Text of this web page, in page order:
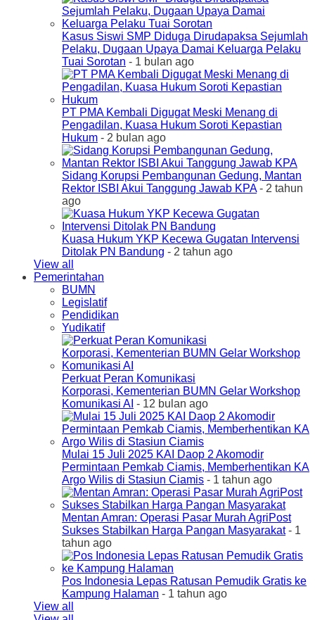
Kasus Siswi SMP Diduga Dirudapaksa Sejumlah
Pelaku, Dugaan Upaya Damai Keluarga Pelaku
Tuai Sorotan - 1 bulan ago
PT PMA Kembali Digugat Meski Menang di
Pengadilan, Kuasa Hukum Soroti Kepastian
Hukum - 2 bulan ago
Sidang Korupsi Pembangunan Gedung, Mantan
Rektor ISBI Akui Tanggung Jawab KPA- 2 tahun
ago
Kuasa Hukum YKP Kecewa Gugatan Intervensi
Ditolak PN Bandung - 2 tahun ago
View all
Pemerintahan
BUMN
Legislatif
Pendidikan
Yudikatif
Perkuat Peran Komunikasi
Korporasi, Kementerian BUMN Gelar Workshop
Komunikasi AI - 12 bulan ago
Mulai 15 Juli 2025 KAI Daop 2 Akomodir
Permintaan Pemkab Ciamis, Memberhentikan KA
Argo Wilis di Stasiun Ciamis - 1 tahun ago
Mentan Amran: Operasi Pasar Murah AgriPost
Sukses Stabilkan Harga Pangan Masyarakat- 1
tahun ago
Pos Indonesia Lepas Ratusan Pemudik Gratis ke
Kampung Halaman - 1 tahun ago
View all